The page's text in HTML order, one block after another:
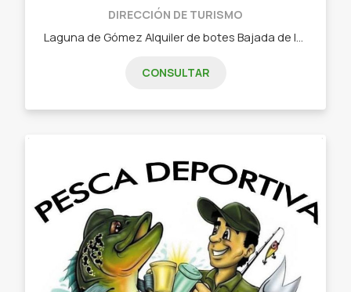
DIRECCIÓN DE TURISMO
CONSULTAR